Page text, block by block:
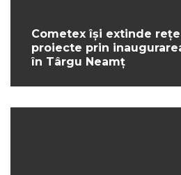
Cometex își extinde
proiecte prin
în Târgu Neamț